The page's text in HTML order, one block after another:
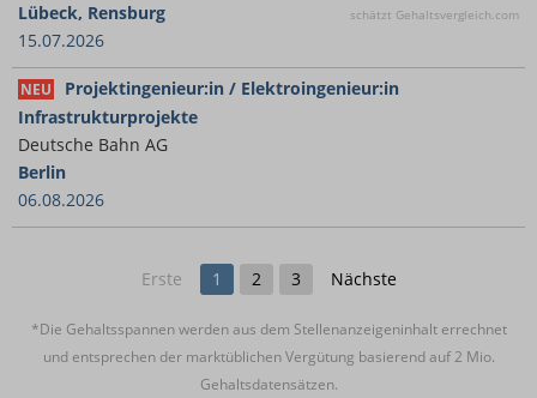
Lübeck, Rensburg
15.07.2026
schätzt Gehaltsvergleich.com
NEU
Projektingenieur:in / Elektroingenieur:in
Infrastrukturprojekte
Deutsche Bahn AG
Berlin
06.08.2026
Erste 1 2 3 Nächste
*Die Gehaltsspannen werden aus dem Stellenanzeigeninhalt errechnet
und entsprechen der marktüblichen Vergütung basierend auf 2 Mio.
Gehaltsdatensätzen.